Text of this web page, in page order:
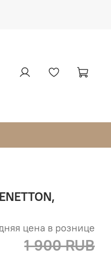
цена в рознице
1 900 RUB